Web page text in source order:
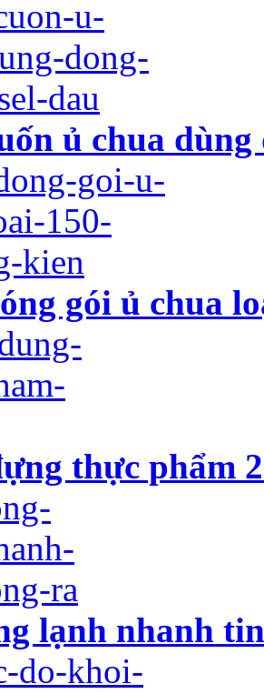
ủ chua dùng
gói ủ chua
thực phẩm
lạnh nhanh